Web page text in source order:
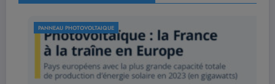
PANNEAU PHOTOVOLTAIQUE